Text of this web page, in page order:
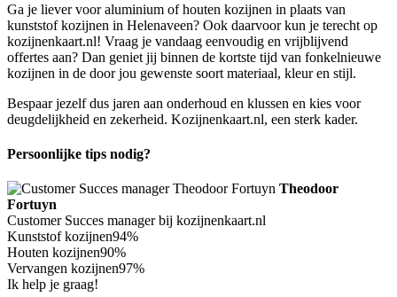
Ga je liever voor aluminium of houten kozijnen in plaats van
kunststof kozijnen in Helenaveen? Ook daarvoor kun je terecht op
kozijnenkaart.nl! Vraag je vandaag eenvoudig en vrijblijvend
offertes aan? Dan geniet jij binnen de kortste tijd van fonkelnieuwe
kozijnen in de door jou gewenste soort materiaal, kleur en stijl.
Bespaar jezelf dus jaren aan onderhoud en klussen en kies voor
deugdelijkheid en zekerheid. Kozijnenkaart.nl, een sterk kader.
Persoonlijke tips nodig?
Theodoor
Fortuyn
Customer Succes manager bij kozijnenkaart.nl
Kunststof kozijnen94%
Houten kozijnen90%
Vervangen kozijnen97%
Ik help je graag!